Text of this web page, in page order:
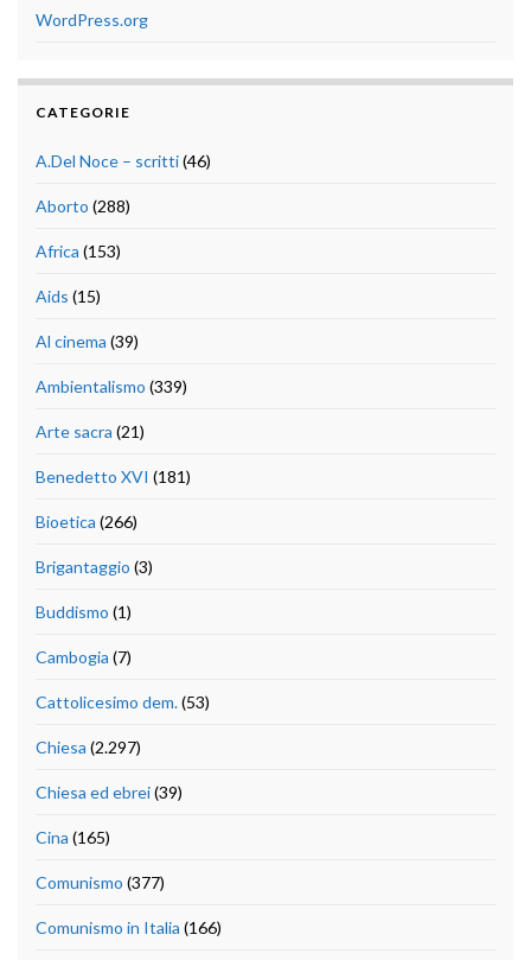
WordPress.org
CATEGORIE
A.Del Noce – scritti(46)
Aborto (288)
Africa (153)
Aids (15)
Al cinema (39)
Ambientalismo (339)
Arte sacra (21)
Benedetto XVI (181)
Bioetica (266)
Brigantaggio (3)
Buddismo (1)
Cambogia (7)
Cattolicesimo dem.(53)
Chiesa (2.297)
Chiesa ed ebrei(39)
Cina (165)
Comunismo (377)
Comunismo in Italia (166)